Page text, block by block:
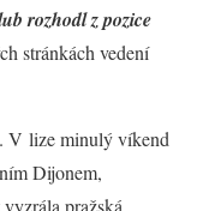
rozhodl z pozice
stránkách vedení
V lize minulý víkend
Dijonem,
pražská